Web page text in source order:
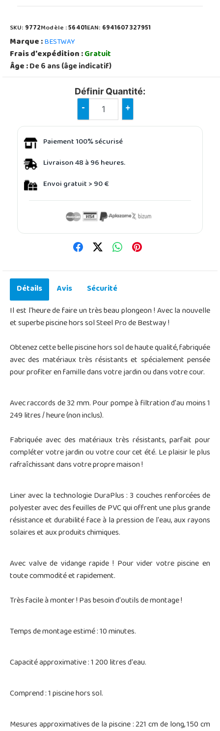
SKU:9772Modèle :56401EAN:6941607327951
Marque :BESTWAY
Frais d'expédition :Gratuit
Âge :De 6 ans (âge indicatif)
Définir Quantité:
- +
Paiement 100% sécurisé
Livraison 48 à 96 heures.
Envoi gratuit > 90 €
Détails Avis
Sécurité
Il est l'heure de faire un très beau plongeon ! Avec la nouvelle
et superbe piscine hors sol Steel Pro de Bestway !
Obtenez cette belle piscine hors sol de haute qualité, fabriquée
avec des matériaux très résistants et spécialement pensée
pour profiter en famille dans votre jardin ou dans votre cour.
Avec raccords de 32 mm. Pour pompe à filtration d'au moins 1
249 litres / heure (non inclus).
Fabriquée avec des matériaux très résistants, parfait pour
compléter votre jardin ou votre cour cet été. Le plaisir le plus
rafraîchissant dans votre propre maison !
Liner avec la technologie DuraPlus : 3 couches renforcées de
polyester avec des feuilles de PVC qui offrent une plus grande
résistance et durabilité face à la pression de l'eau, aux rayons
solaires et aux produits chimiques.
Avec valve de vidange rapide ! Pour vider votre piscine en
toute commodité et rapidement.
Très facile à monter ! Pas besoin d'outils de montage !
Temps de montage estimé : 10 minutes.
Capacité approximative : 1 200 litres d'eau.
Comprend : 1 piscine hors sol.
Mesures approximatives de la piscine : 221 cm de long, 150 cm